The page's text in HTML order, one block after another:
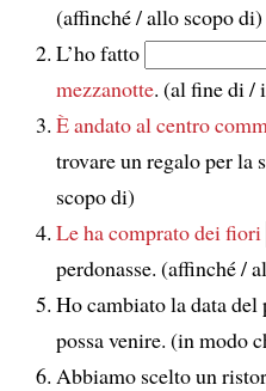
(affinché / allo scopo di)
L’ho fatto
mezzanotte. (al fine di /
È andato al centro
trovare un regalo per la
scopo di)
Le ha comprato dei fiori
perdonasse. (affinché /
Ho cambiato la data del
possa venire. (in modo
Abbiamo scelto un